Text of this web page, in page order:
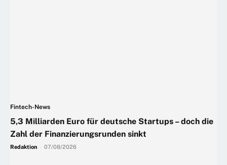
Fintech-News
5,3 Milliarden Euro für deutsche Startups – doch die
Zahl der Finanzierungsrunden sinkt
Redaktion 07/08/2026